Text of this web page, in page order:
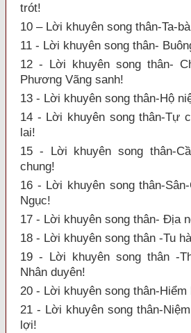
trót!
10 – Lời khuyên song thân-Ta-
11 - Lời khuyên song thân-
12 - Lời khuyên song thân-
Phương Vãng sanh!
13 - Lời khuyên song thân-Hộ
14 - Lời khuyên song thân-Tự
lai!
15 - Lời khuyên song thân-
chung!
16 - Lời khuyên song thân-
Ngục!
17 - Lời khuyên song thân- Địa
18 - Lời khuyên song thân -Tu
19 - Lời khuyên song thân -
Nhân duyên!
20 - Lời khuyên song thân-Hiểm
21 - Lời khuyên song thân-
lợi!